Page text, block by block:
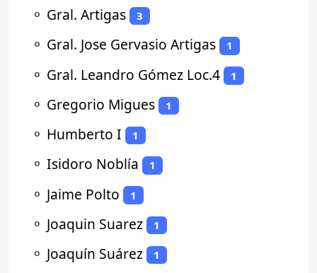
⚬ Gral. Artigas 3
⚬ Gral. Jose Gervasio Artigas 1
⚬ Gral. Leandro Gómez Loc.4 1
⚬ Gregorio Migues 1
⚬ Humberto I 1
⚬ Isidoro Noblía 1
⚬ Jaime Polto 1
⚬ Joaquin Suarez 1
⚬ Joaquín Suárez 1